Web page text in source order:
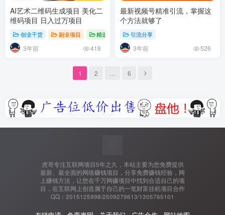
AI艺术二维码生成项目 美化二
维码项目 日入过万项目
创业干货 副业项目 精选推荐
3年前 418
最新视频号精准引流，掌握这
个方法就够了
引流分享
3年前 526
1 2 6
虎哥专注互联网项目5年之久，本站主要为您免费提供
最新、最全面的网络赚钱项目，分享免费赚钱经验，网
上赚钱方法，让您在千万网赚项目中找到合适自己的项
目，在互联网上创造属于自己的一笔财富挂机项目合作
QQ：2015125998/2509279613/1305765101